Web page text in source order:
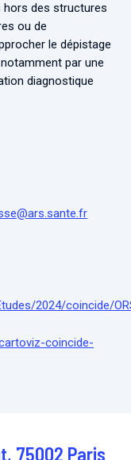
hors des structures
ou de
le dépistage
par une
diagnostique
2024/coincide/
coincide-
75002 Paris